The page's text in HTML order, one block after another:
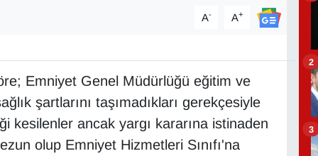
A- A+
Emniyet Genel Müdürlüğü eğitim ve
şartlarını taşımadıkları gerekçesiyle
kesilenler ancak yargı kararına istinaden
olup Emniyet Hizmetleri Sınıfı'na
2
3